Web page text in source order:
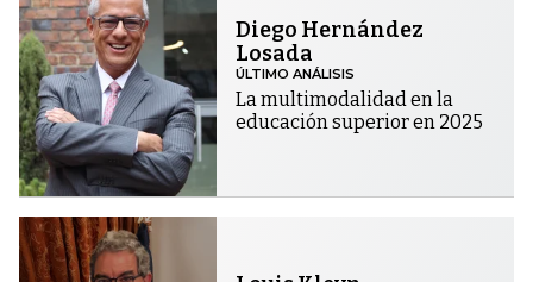
Diego Hernández
Losada
ÚLTIMO ANÁLISIS
La multimodalidad en la
educación superior en 2025